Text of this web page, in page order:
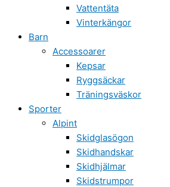
Vattentäta
Vinterkängor
Barn
Accessoarer
Kepsar
Ryggsäckar
Träningsväskor
Sporter
Alpint
Skidglasögon
Skidhandskar
Skidhjälmar
Skidstrumpor